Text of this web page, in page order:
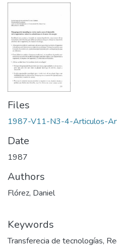
Files
1987-V11-N3-4-Articulos-
Date
1987
Authors
Flórez, Daniel
Keywords
Transferecia de tecnologías,